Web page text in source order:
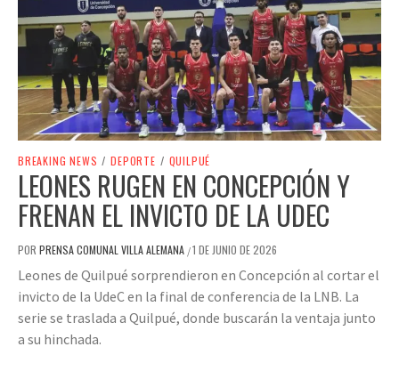
BREAKING NEWS / DEPORTE / QUILPUÉ
LEONES RUGEN EN CONCEPCIÓN Y
FRENAN EL INVICTO DE LA UDEC
POR PRENSA COMUNAL VILLA ALEMANA /1 DE JUNIO DE 2026
Leones de Quilpué sorprendieron en Concepción al cortar el
invicto de la UdeC en la final de conferencia de la LNB. La
serie se traslada a Quilpué, donde buscarán la ventaja junto
a su hinchada.